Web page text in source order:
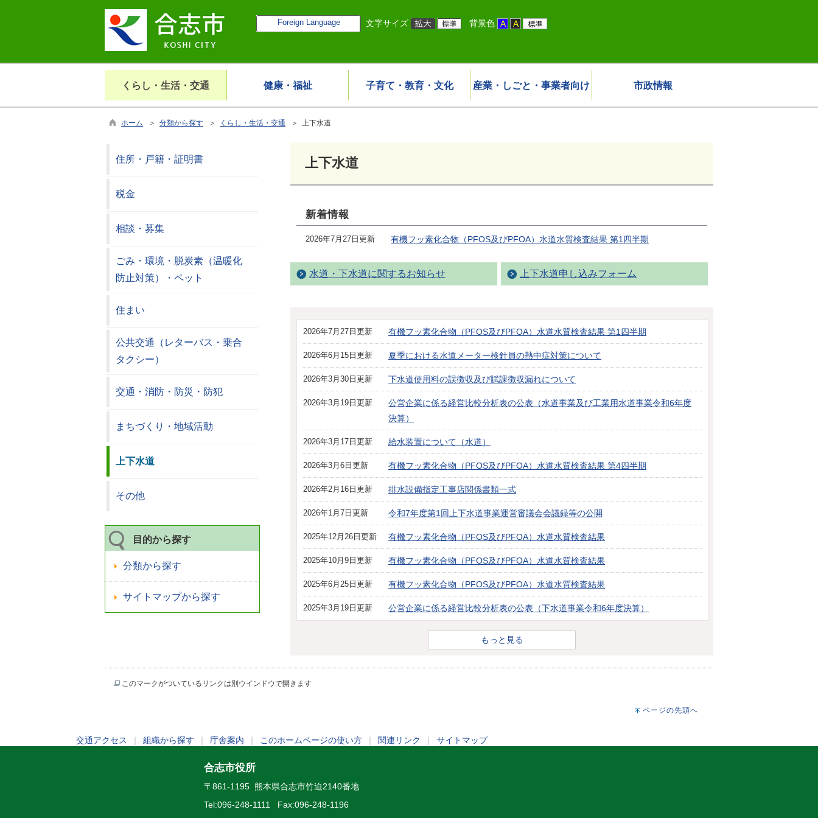
Foreign Language 文字サイズ 背景色
くらし・生活・交通 健康・福祉 子育て・教育・文化 産業・しごと・事業者向け 市政情報
ホーム ＞ 分類から探す ＞ くらし・生活・交通 ＞ 上下水道
上下水道
新着情報
2026年7月27日更新 有機フッ素化合物（PFOS及びPFOA）水道水質検査結果 第1四半期
水道・下水道に関するお知らせ 上下水道申し込みフォーム
2026年7月27日更新 有機フッ素化合物（PFOS及びPFOA）水道水質検査結果 第1四半期
2026年6月15日更新 夏季における水道メーター検針員の熱中症対策について
2026年3月30日更新 下水道使用料の誤徴収及び賦課徴収漏れについて
2026年3月19日更新
公営企業に係る経営比較分析表の公表（水道事業及び工業用水道事業令和6年度
決算）
2026年3月17日更新 給水装置について（水道）
2026年3月6日更新 有機フッ素化合物（PFOS及びPFOA）水道水質検査結果 第4四半期
2026年2月16日更新 排水設備指定工事店関係書類一式
2026年1月7日更新 令和7年度第1回上下水道事業運営審議会会議録等の公開
2025年12月26日更新 有機フッ素化合物（PFOS及びPFOA）水道水質検査結果
2025年10月9日更新 有機フッ素化合物（PFOS及びPFOA）水道水質検査結果
2025年6月25日更新 有機フッ素化合物（PFOS及びPFOA）水道水質検査結果
2025年3月19日更新 公営企業に係る経営比較分析表の公表（下水道事業令和6年度決算）
もっと見る
住所・戸籍・証明書
税金
相談・募集
ごみ・環境・脱炭素（温暖化
防止対策）・ペット
住まい
公共交通（レターバス・乗合
タクシー）
交通・消防・防災・防犯
まちづくり・地域活動
上下水道
その他
目的から探す
分類から探す
サイトマップから探す
このマークがついているリンクは別ウインドウで開きます
ページの先頭へ
交通アクセス 組織から探す 庁舎案内 このホームページの使い方 関連リンク サイトマップ
合志市役所
〒861-1195 熊本県合志市竹迫2140番地
Tel:096-248-1111 Fax:096-248-1196